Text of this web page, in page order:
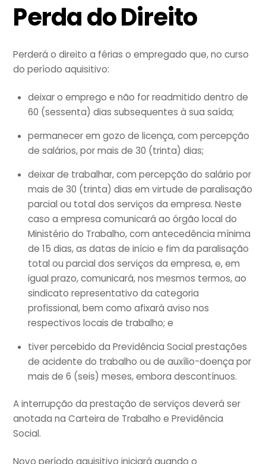
Perda do Direito
Perderá o direito a férias o empregado que, no curso
do período aquisitivo:
deixar o emprego e não for readmitido dentro de
60 (sessenta) dias subsequentes à sua saída;
permanecer em gozo de licença, com percepção
de salários, por mais de 30 (trinta) dias;
deixar de trabalhar, com percepção do salário por
mais de 30 (trinta) dias em virtude de paralisação
parcial ou total dos serviços da empresa. Neste
caso a empresa comunicará ao órgão local do
Ministério do Trabalho, com antecedência mínima
de 15 dias, as datas de início e fim da paralisação
total ou parcial dos serviços da empresa, e, em
igual prazo, comunicará, nos mesmos termos, ao
sindicato representativo da categoria
profissional, bem como afixará aviso nos
respectivos locais de trabalho; e
tiver percebido da Previdência Social prestações
de acidente do trabalho ou de auxílio-doença por
mais de 6 (seis) meses, embora descontínuos.
A interrupção da prestação de serviços deverá ser
anotada na Carteira de Trabalho e Previdência
Social.
Novo período aquisitivo iniciará quando o